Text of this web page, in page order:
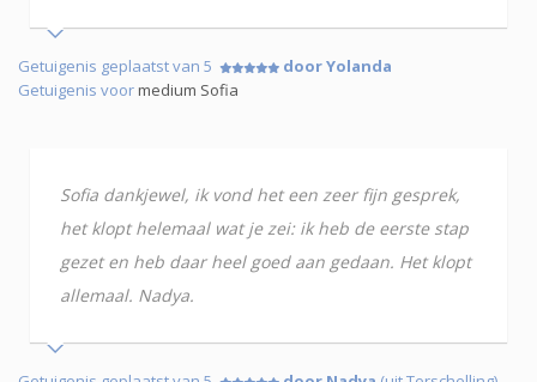
Getuigenis geplaatst van 5
door Yolanda
Getuigenis voormedium Sofia
Sofia dankjewel, ik vond het een zeer fijn gesprek,
het klopt helemaal wat je zei: ik heb de eerste stap
gezet en heb daar heel goed aan gedaan. Het klopt
allemaal. Nadya.